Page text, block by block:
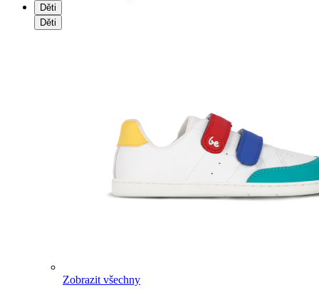
Děti
Děti
Zobrazit všechny